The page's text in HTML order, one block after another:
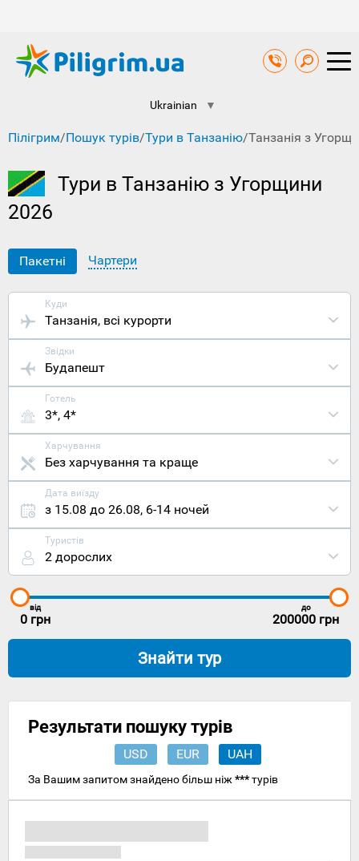
Ukrainian ▼
Пілігрим/Пошук турів/Тури в Танзанію/Танзанія з
Тури в Танзанію з Угорщини
2026
Пакетні Чартери
Куди
Танзанія, всі курорти
Звідки
Будапешт
Готель
3*, 4*
Харчування
Без харчування та краще
Дата виїзду
з 15.08 до 26.08, 6-14 ночей
Туристів
2 дорослих
від
0 грн
до
200000 грн
Знайти тур
Результати пошуку турів
USD EUR UAH
За Вашим запитом знайдено більш ніж ***турів